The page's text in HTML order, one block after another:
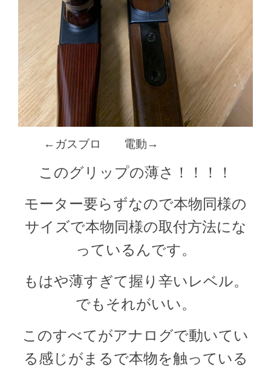
←ガスブロ 電動→
このグリップの薄さ！！！！
モーター要らずなので本物同様の
サイズで本物同様の取付方法にな
っているんです。
もはや薄すぎて握り辛いレベル。
でもそれがいい。
このすべてがアナログで動いてい
る感じがまるで本物を触っている